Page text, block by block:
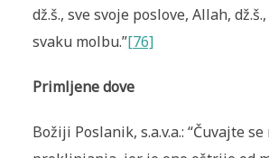
dž.š., sve svoje poslove, Allah,
svaku molbu.”[76]
Primljene dove
Božiji Poslanik, s.a.v.a.: “Čuvajte